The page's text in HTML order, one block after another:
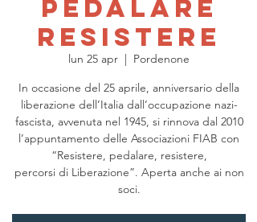
Pedalare
Resistere
lun 25 apr
  |
Pordenone
In occasione del 25 aprile, anniversario della
liberazione dell’Italia dall’occupazione nazi-
fascista, avvenuta nel 1945, si rinnova dal 2010
l’appuntamento delle Associazioni FIAB con
“Resistere, pedalare, resistere,
percorsi di Liberazione”. Aperta anche ai non
soci.